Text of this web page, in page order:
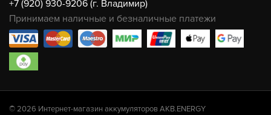
+7 (920) 930-9206 (г. Владимир)
Принимаем наличные и безналичные платежи
© 2026 Интернет-магазин аккумуляторов AKB.ENERGY